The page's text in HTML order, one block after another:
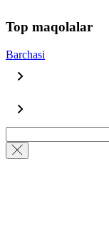
Top maqolalar
Barchasi